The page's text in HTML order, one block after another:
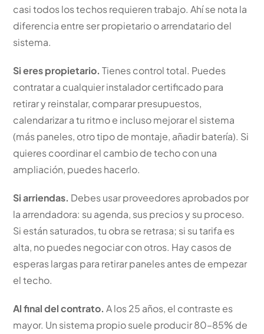
casi todos los techos requieren trabajo. Ahí se nota la
diferencia entre ser propietario o arrendatario del
sistema.
Si eres propietario. Tienes control total. Puedes
contratar a cualquier instalador certificado para
retirar y reinstalar, comparar presupuestos,
calendarizar a tu ritmo e incluso mejorar el sistema
(más paneles, otro tipo de montaje, añadir batería). Si
quieres coordinar el cambio de techo con una
ampliación, puedes hacerlo.
Si arriendas. Debes usar proveedores aprobados por
la arrendadora: su agenda, sus precios y su proceso.
Si están saturados, tu obra se retrasa; si su tarifa es
alta, no puedes negociar con otros. Hay casos de
esperas largas para retirar paneles antes de empezar
el techo.
Al final del contrato. A los 25 años, el contraste es
mayor. Un sistema propio suele producir 80–85% de